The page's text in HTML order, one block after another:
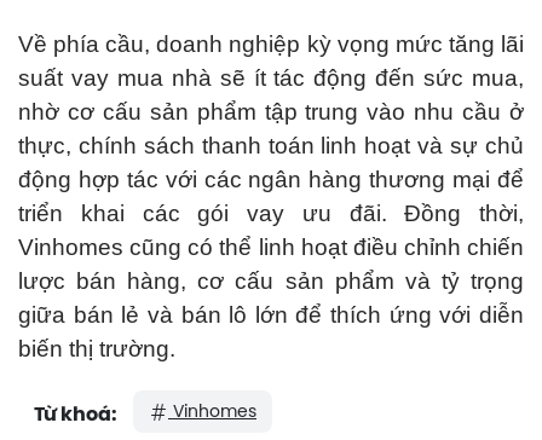
Về phía cầu, doanh nghiệp kỳ vọng mức tăng lãi
suất vay mua nhà sẽ ít tác động đến sức mua,
nhờ cơ cấu sản phẩm tập trung vào nhu cầu ở
thực, chính sách thanh toán linh hoạt và sự chủ
động hợp tác với các ngân hàng thương mại để
triển khai các gói vay ưu đãi. Đồng thời,
Vinhomes cũng có thể linh hoạt điều chỉnh chiến
lược bán hàng, cơ cấu sản phẩm và tỷ trọng
giữa bán lẻ và bán lô lớn để thích ứng với diễn
biến thị trường.
Từ khoá: Vinhomes